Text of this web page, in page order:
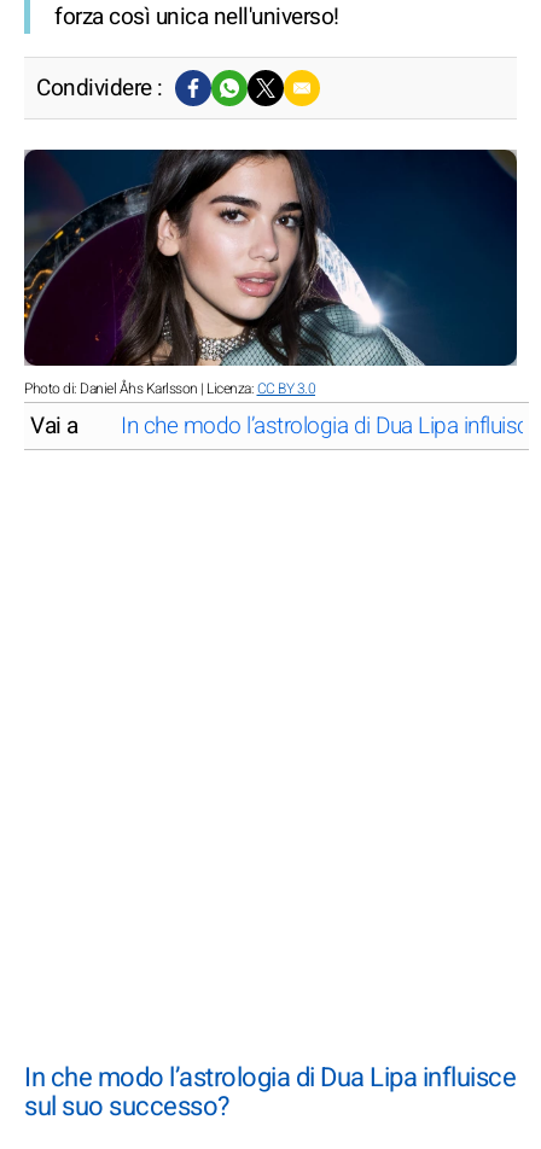
forza così unica nell'universo!
Condividere :
Photo di: Daniel Åhs Karlsson | Licenza:CC BY 3.0
Vai a In che modo l’astrologia di Dua Lipa
In che modo l’astrologia di Dua Lipa influisce
sul suo successo?